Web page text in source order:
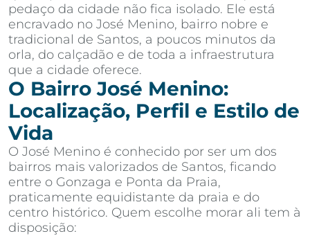
pedaço da cidade não fica isolado. Ele está
encravado no José Menino, bairro nobre e
tradicional de Santos, a poucos minutos da
orla, do calçadão e de toda a infraestrutura
que a cidade oferece.
O Bairro José Menino:
Localização, Perfil e Estilo de
Vida
O José Menino é conhecido por ser um dos
bairros mais valorizados de Santos, ficando
entre o Gonzaga e Ponta da Praia,
praticamente equidistante da praia e do
centro histórico. Quem escolhe morar ali tem à
disposição: